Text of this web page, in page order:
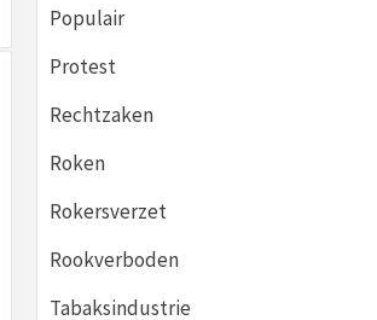
Populair
Protest
Rechtzaken
Roken
Rokersverzet
Rookverboden
Tabaksindustrie